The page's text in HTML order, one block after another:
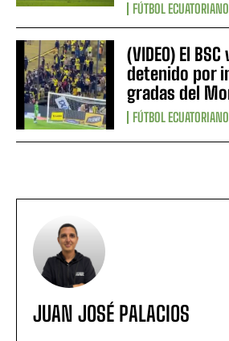
FÚTBOL ECUATORIANO
(VIDEO) El
detenido por
gradas del
FÚTBOL ECUATORIANO
JUAN JOSÉ PALACIOS